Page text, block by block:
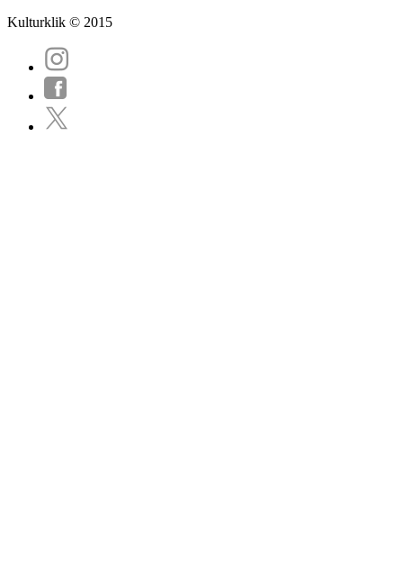
Kulturklik © 2015